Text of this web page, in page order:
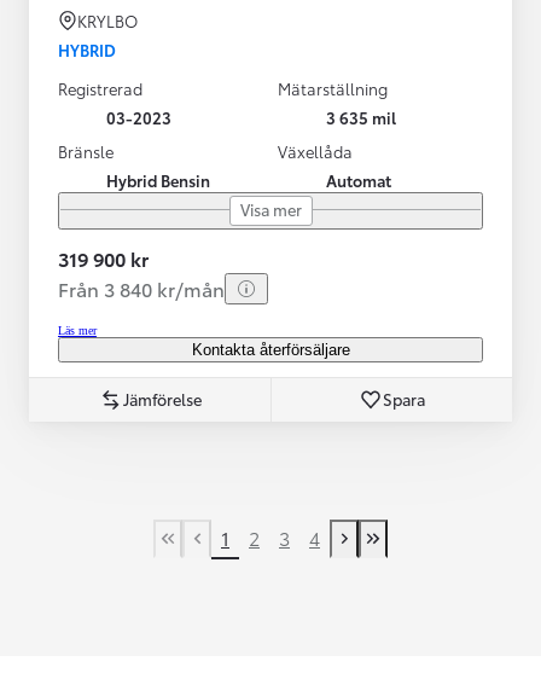
KRYLBO
HYBRID
Registrerad
03-2023
Mätarställning
3 635 mil
Bränsle
Hybrid Bensin
Växellåda
Automat
Visa mer
319 900 kr
Från 3 840 kr/mån
Läs mer
Kontakta återförsäljare
Jämförelse Spara
First Page
Previous page
1 2 3 4
Next page
Last Page